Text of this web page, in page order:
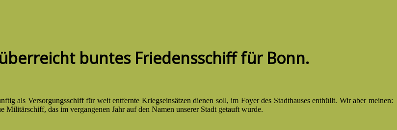
buntes Friedensschiff für Bonn.
als Versorgungsschiff für weit entfernte Kriegseinsätzen dienen soll, im Foyer des Stadthauses enthüllt. Wir aber meinen:
das im vergangenen Jahr auf den Namen unserer Stadt getauft wurde.